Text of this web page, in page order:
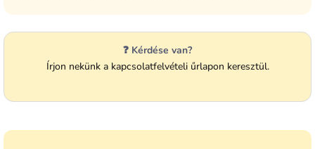
❓ Kérdése van?
Írjon nekünk a kapcsolatfelvételi űrlapon keresztül.